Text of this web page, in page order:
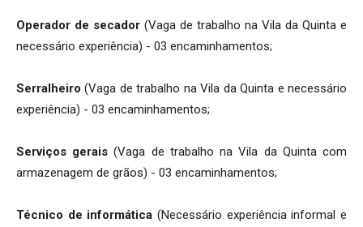
Operador de secador (Vaga de trabalho na Vila da Quinta e
necessário experiência) - 03 encaminhamentos;
Serralheiro (Vaga de trabalho na Vila da Quinta e necessário
experiência) - 03 encaminhamentos;
Serviços gerais (Vaga de trabalho na Vila da Quinta com
armazenagem de grãos) - 03 encaminhamentos;
Técnico de informática (Necessário experiência informal e